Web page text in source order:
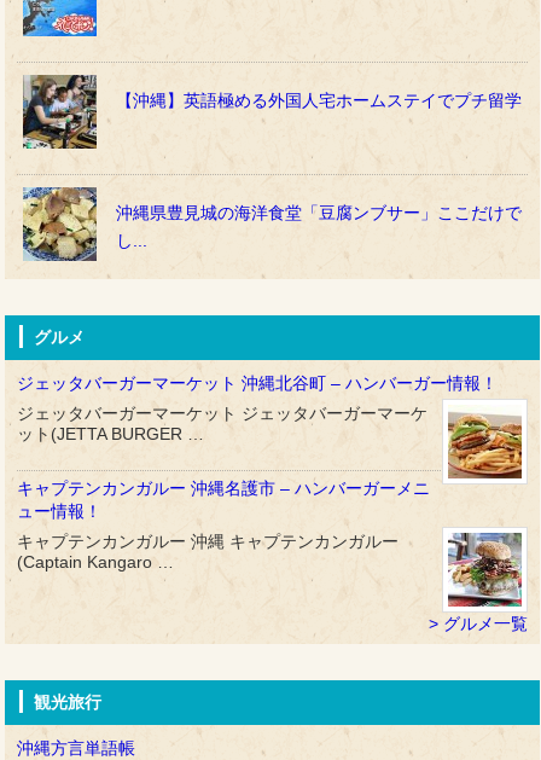
【沖縄】英語極める外国人宅ホームステイでプチ留学
沖縄県豊見城の海洋食堂「豆腐ンブサー」ここだけで
し...
グルメ
ジェッタバーガーマーケット 沖縄北谷町 – ハンバーガー情報！
ジェッタバーガーマーケット ジェッタバーガーマーケ
ット(JETTA BURGER …
キャプテンカンガルー 沖縄名護市 – ハンバーガーメニ
ュー情報！
キャプテンカンガルー 沖縄 キャプテンカンガルー
(Captain Kangaro …
グルメ一覧
観光旅行
沖縄方言単語帳